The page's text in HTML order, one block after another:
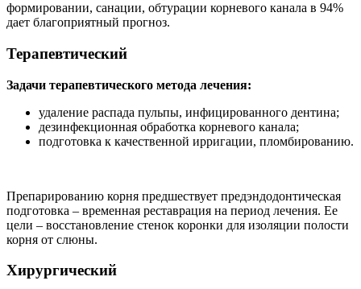
формировании, санации, обтурации корневого канала в 94%
дает благоприятный прогноз.
Терапевтический
Задачи терапевтического метода лечения:
удаление распада пульпы, инфицированного дентина;
дезинфекционная обработка корневого канала;
подготовка к качественной ирригации, пломбированию.
Препарированию корня предшествует предэндодонтическая
подготовка – временная реставрация на период лечения. Ее
цели – восстановление стенок коронки для изоляции полости
корня от слюны.
Хирургический